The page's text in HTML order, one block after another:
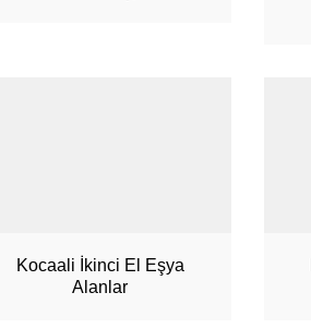
Kocaali İkinci El Eşya
Alanlar